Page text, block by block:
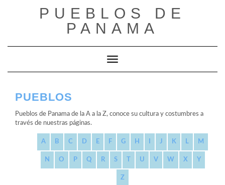
PUEBLOS DE
PANAMA
Cambiar modo de navegación
PUEBLOS
Pueblos de Panama de la A a la Z, conoce su cultura y costumbres a
través de nuestras páginas.
A B C D E F G H J K L M
N O P Q R S U V W X Y
Z